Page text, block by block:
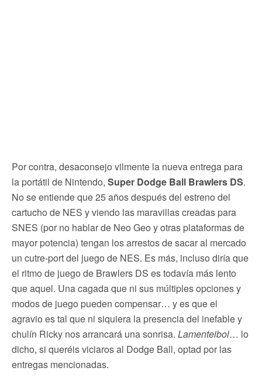
Por contra, desaconsejo vilmente la nueva entrega para
la portátil de Nintendo, Super Dodge Ball Brawlers DS.
No se entiende que 25 años después del estreno del
cartucho de NES y viendo las maravillas creadas para
SNES (por no hablar de Neo Geo y otras plataformas de
mayor potencia) tengan los arrestos de sacar al mercado
un cutre-port del juego de NES. Es más, incluso diría que
el ritmo de juego de Brawlers DS es todavía más lento
que aquel. Una cagada que ni sus múltiples opciones y
modos de juego pueden compensar… y es que el
agravio es tal que ni siquiera la presencia del inefable y
chulín Ricky nos arrancará una sonrisa. Lamenteibol… lo
dicho, si queréis viciaros al Dodge Ball, optad por las
entregas mencionadas.